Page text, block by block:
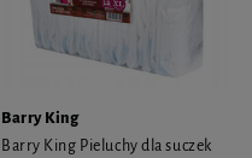
Barry King
Barry King Pieluchy dla suczek